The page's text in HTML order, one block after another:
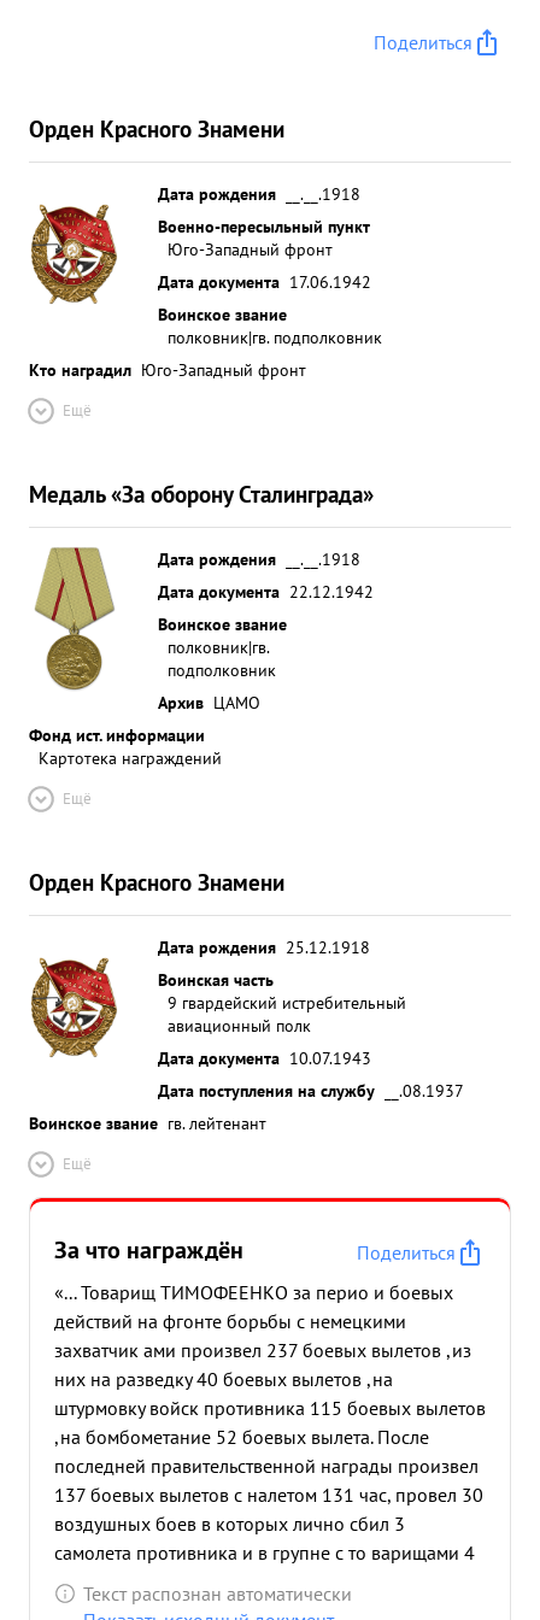
Поделиться
Орден Красного Знамени
Дата рождения
__.__.1918
Военно-пересыльный пункт
Юго-Западный фронт
Дата документа 17.06.1942
Воинское звание
полковник|гв. подполковник
Кто наградил Юго-Западный фронт
Ещё
Медаль «За оборону Сталинграда»
Дата рождения
__.__.1918
Дата документа 22.12.1942
Воинское звание
полковник|гв.
подполковник
Архив ЦАМО
Фонд ист. информации
Картотека награждений
Ещё
Орден Красного Знамени
Дата рождения 25.12.1918
Воинская часть
9 гвардейский истребительный
авиационный полк
Дата документа 10.07.1943
Дата поступления на службу
__.08.1937
Воинское звание гв. лейтенант
Ещё
За что награждён
Поделиться
«... Товарищ ТИМОФЕЕНКО за перио и боевых
действий на фгонте борьбы с немецкими
захватчик ами произвел 237 боевых вылетов ,из
них на разведку 40 боевых вылетов ,на
штурмовку войск противника 115 боевых вылетов
,на бомбометание 52 боевых вылета. После
последней правительственной награды произвел
137 боевых вылетов с налетом 131 час, провел 30
воздушных боев в которых лично сбил 3
самолета противника и в групне с то варищами 4
самолета противника. Так например: 1 9.5.43г.
наземные части сообщили что в районе Кирсано
Текст распознан автоматически